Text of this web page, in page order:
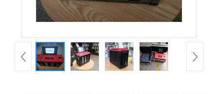
品